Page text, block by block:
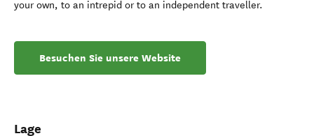
your own, to an intrepid or to an independent traveller.
Besuchen Sie unsere Website
Lage